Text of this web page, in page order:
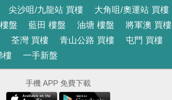
尖沙咀/九龍站 買樓 大角咀/奧運站 買樓
盤 藍田 樓盤 油塘 樓盤 將軍澳 買樓
荃灣 買樓 青山公路 買樓 屯門 買樓
樓 一手新盤
手機 APP 免費下載